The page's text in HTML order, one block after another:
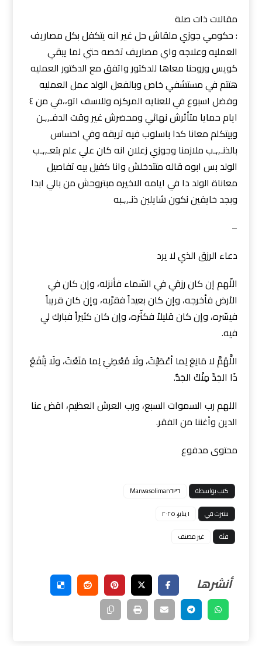
مقالات ذات صلة
: حكومي جوزي ملقاش حل غير انه يتكفل بكل مصاريف
العمليه وعلاجه واي مصاريف تخصه حتي لما يبقي
كويس وروحنا معاها للدكتور واتفق مع الدكتور العمليه
هتتم في مستشفي خاص وبالفعل الولد عمل العمليه
وفضل اسبوع في للعنايه المركزه وللاسف اتو،،في من ٤
ايام حمايا متأثرش نهائي ومحضرش غير وقت الدفـ,,ـن
وبيتكلم معانا كدا باسلوب فيه تريقه وفي احساس
بالذنـ,,ـب ملازمنا وجوزي زعلان انه كان علي علم بتعـ,,ـب
الولد بس ابوه قاله متتدخلش وانا كفيل بيه تفاصيل
معاناة الولد دا في ايامه الاخيره مبتروحش من بالي ابدا
وبجد خايفين نكون شايلين ذنـ,,ـبه
–
دعاء الرزق الذي لا يرد
اللّهم إن كان رزقي في السّماء فأنزله، وإن كان في
الأرض فأخرجه، وإن كان بعيداً فقرّبه، وإن كان قريباً
فيسّره، وإن كان قليلاً فكثّره، وإن كان كثيراً فبارك لي
فيه.
اللَّهُمَّ لا مَانِعَ لِما أعْطَيْتَ، ولَا مُعْطِيَ لِما مَنَعْتَ، ولَا يَنْفَعُ
ذَا الجَدِّ مِنْكَ الجَدُّ.
اللهم رب السموات السبع، ورب العرش العظيم، اقض عنا
الدين وأغننا من الفقر.
محتوى مدفوع
كتب بواسطة
Marwasoliman٦٣٦
نشرت في
١ يناير، ٢٠٢٥
فئة
غير مصنف